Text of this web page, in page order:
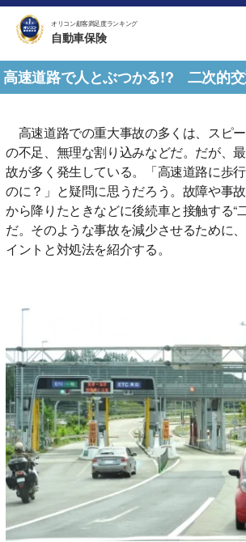
オリコン顧客満足度ランキング
自動車保険
高速道路で人とぶつかる!? 二次的
高速道路での重大事故の多くは、スピ
の不足、無理な割り込みなどだ。だが、
故が多く発生している。「高速道路に歩
のに？」と疑問に思うだろう。故障や事
から降りたときなどに後続車と接触する“
だ。そのような事故を減少させるために
イントと対処法を紹介する。